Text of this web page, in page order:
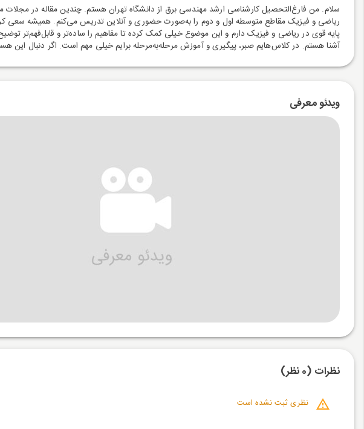
سلام. من فارغ‌التحصیل کارشناسی ارشد مهندسی برق از دانشگاه تهران هستم. چندین مقاله در مجلات
ریاضی و فیزیک مقاطع متوسطه اول و دوم را به‌صورت حضوری و آنلاین تدریس می‌کنم. همیشه سعی
پایه قوی در ریاضی و فیزیک دارم و این موضوع خیلی کمک کرده تا مفاهیم را ساده‌تر و قابل‌فهم‌تر
آشنا هستم. در کلاس‌هایم صبر، پیگیری و آموزش مرحله‌به‌مرحله برایم خیلی مهم است. اگر دنبال این
ویدئو معرفی
نظرات (0 نظر)
نظری ثبت نشده است